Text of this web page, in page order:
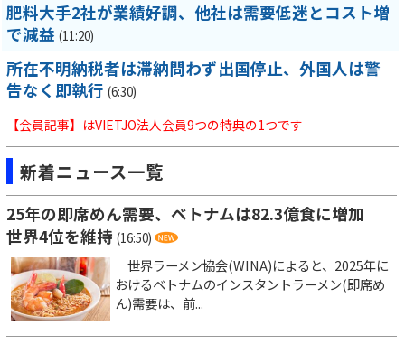
肥料大手2社が業績好調、他社は需要低迷とコスト増
で減益 (11:20)
所在不明納税者は滞納問わず出国停止、外国人は警
告なく即執行 (6:30)
【会員記事】はVIETJO法人会員9つの特典の1つです
新着ニュース一覧
25年の即席めん需要、ベトナムは82.3億食に増加
世界4位を維持 (16:50)
世界ラーメン協会(WINA)によると、2025年に
おけるベトナムのインスタントラーメン(即席め
ん)需要は、前...